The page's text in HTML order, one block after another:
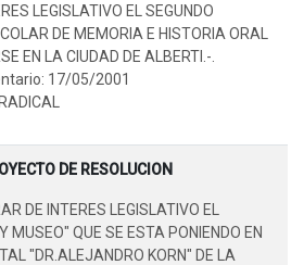
LEGISLATIVO EL SEGUNDO
DE MEMORIA E HISTORIA ORAL
EN LA CIUDAD DE ALBERTI.-.
17/05/2001
DE RESOLUCION
DE INTERES LEGISLATIVO EL
MUSEO" QUE SE ESTA PONIENDO EN
"DR.ALEJANDRO KORN" DE LA